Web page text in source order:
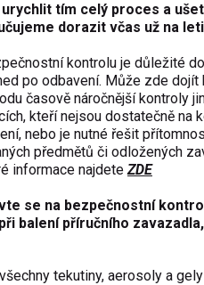
urychlit tím celý proces a
dorazit včas už na
kontrolu je důležité
po odbavení. Může zde dojít
časově náročnější kontroly
kteří nejsou dostatečně na
nebo je nutné řešit
předmětů či odložených
informace najdeteZDE
se na bezpečnostní
balení příručního
tekutiny, aerosoly a